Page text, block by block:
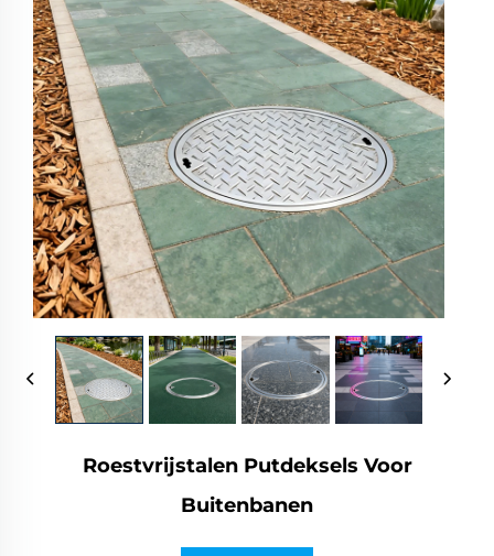
Roestvrijstalen Putdeksels Voor
Buitenbanen